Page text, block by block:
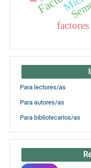
Para lectores/as
Para autores/as
Para bibliotecarios/as